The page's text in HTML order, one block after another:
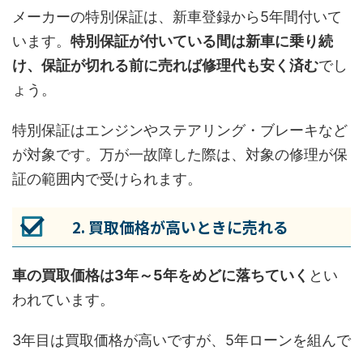
メーカーの特別保証は、新車登録から5年間付いて
います。 特別保証が付いている間は新車に乗り続
け、保証が切れる前に売れば修理代も安く済むでし
ょう。
特別保証はエンジンやステアリング・ブレーキなど
が対象です。万が一故障した際は、対象の修理が保
証の範囲内で受けられます。
2. 買取価格が高いときに売れる
車の買取価格は3年～5年をめどに落ちていく とい
われています。
3年目は買取価格が高いですが、5年ローンを組んで